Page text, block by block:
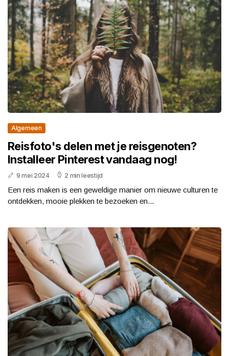
Algemeen
Reisfoto's delen met je reisgenoten?
Installeer Pinterest vandaag nog!
9 mei 2024 2 min leestijd
Een reis maken is een geweldige manier om nieuwe culturen te
ontdekken, mooie plekken te bezoeken en...